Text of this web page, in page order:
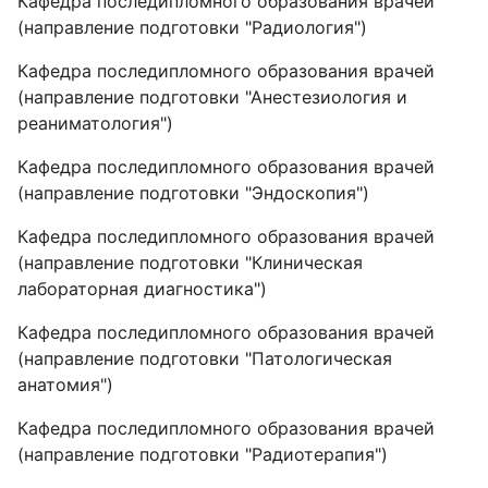
(направление подготовки "Радиология")
Кафедра последипломного образования врачей
(направление подготовки "Анестезиология и
реаниматология")
Кафедра последипломного образования врачей
(направление подготовки "Эндоскопия")
Кафедра последипломного образования врачей
(направление подготовки "Клиническая
лабораторная диагностика")
Кафедра последипломного образования врачей
(направление подготовки "Патологическая
анатомия")
Кафедра последипломного образования врачей
(направление подготовки "Радиотерапия")